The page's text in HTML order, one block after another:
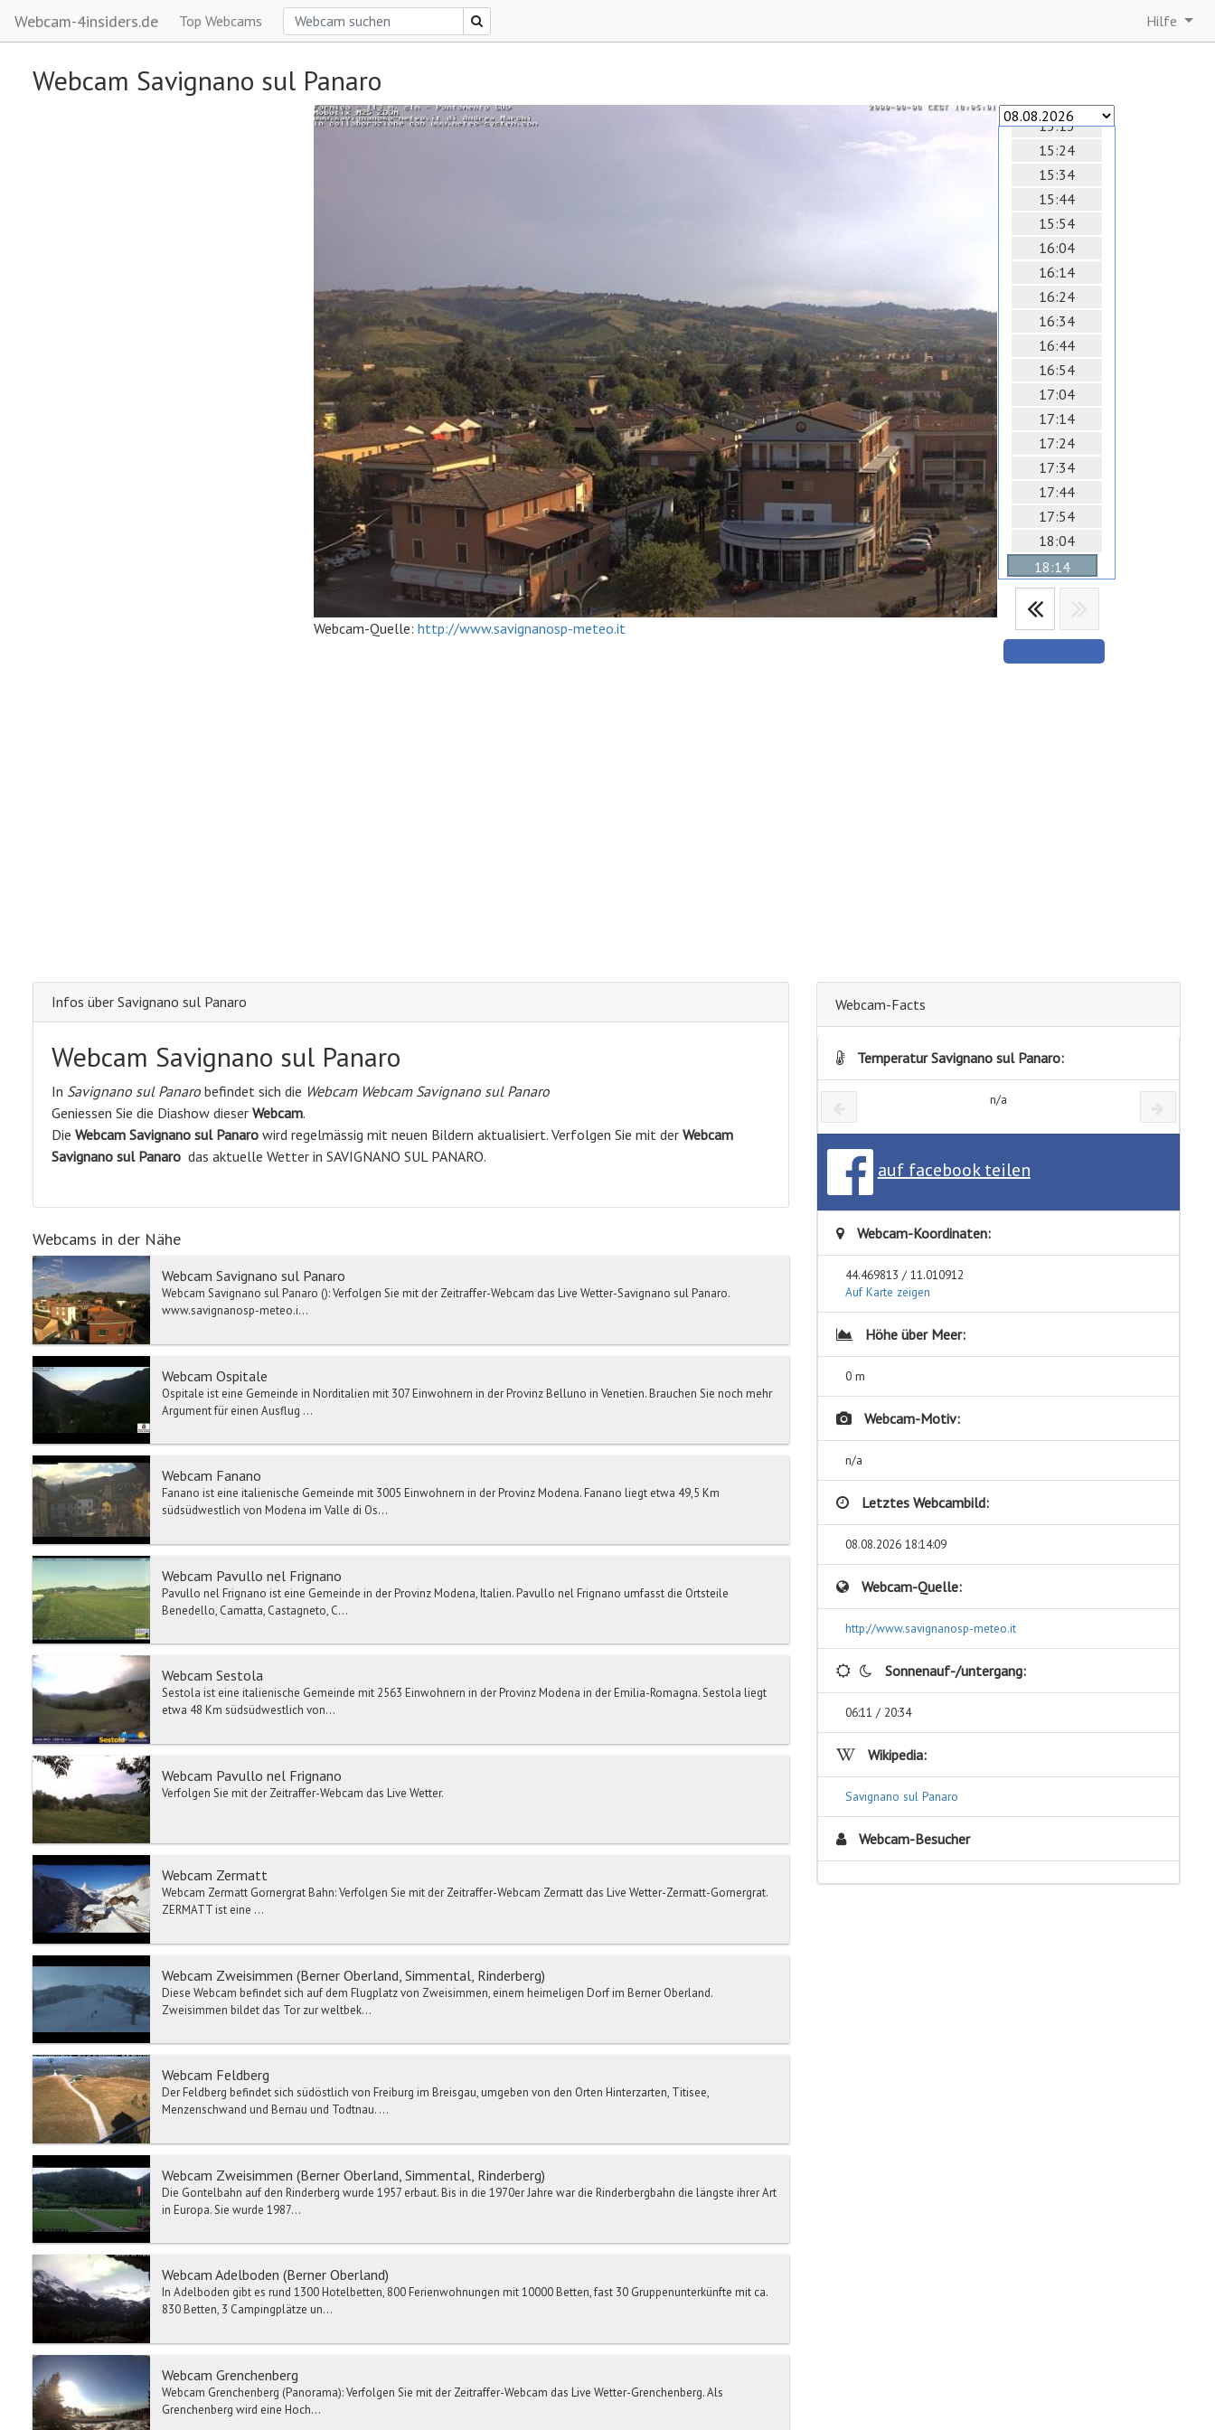
Webcam-4insiders.de Top Webcams Hilfe
Webcam Savignano sul Panaro
15:03
15:13
15:24
15:34
15:44
15:54
16:04
16:14
16:24
16:34
16:44
16:54
17:04
17:14
17:24
17:34
17:44
17:54
18:04
18:14
Webcam-Quelle: http://www.savignanosp-meteo.it
Webcam-Facts
Temperatur Savignano sul Panaro:
n/a
auf facebook teilen
Webcam-Koordinaten:
44.469813 / 11.010912
Auf Karte zeigen
Höhe über Meer:
0 m
Webcam-Motiv:
n/a
Letztes Webcambild:
08.08.2026 18:14:09
Webcam-Quelle:
http://www.savignanosp-meteo.it
Sonnenauf-/untergang:
06:11 / 20:34
Wikipedia:
Savignano sul Panaro
Webcam-Besucher
Infos über Savignano sul Panaro
Webcam Savignano sul Panaro
In Savignano sul Panaro befindet sich die Webcam Webcam Savignano sul Panaro
Geniessen Sie die Diashow dieser Webcam.
Die Webcam Savignano sul Panaro wird regelmässig mit neuen Bildern aktualisiert. Verfolgen Sie mit der Webcam
Savignano sul Panaro das aktuelle Wetter in SAVIGNANO SUL PANARO.
Webcams in der Nähe
Webcam Savignano sul Panaro
Webcam Savignano sul Panaro (): Verfolgen Sie mit der Zeitraffer-Webcam das Live Wetter-Savignano sul Panaro.
www.savignanosp-meteo.i...
Webcam Ospitale
Ospitale ist eine Gemeinde in Norditalien mit 307 Einwohnern in der Provinz Belluno in Venetien. Brauchen Sie noch mehr
Argument für einen Ausflug ...
Webcam Fanano
Fanano ist eine italienische Gemeinde mit 3005 Einwohnern in der Provinz Modena. Fanano liegt etwa 49,5 Km
südsüdwestlich von Modena im Valle di Os...
Webcam Pavullo nel Frignano
Pavullo nel Frignano ist eine Gemeinde in der Provinz Modena, Italien. Pavullo nel Frignano umfasst die Ortsteile
Benedello, Camatta, Castagneto, C...
Webcam Sestola
Sestola ist eine italienische Gemeinde mit 2563 Einwohnern in der Provinz Modena in der Emilia-Romagna. Sestola liegt
etwa 48 Km südsüdwestlich von...
Webcam Pavullo nel Frignano
Verfolgen Sie mit der Zeitraffer-Webcam das Live Wetter.
Webcam Zermatt
Webcam Zermatt Gornergrat Bahn: Verfolgen Sie mit der Zeitraffer-Webcam Zermatt das Live Wetter-Zermatt-Gornergrat.
ZERMATT ist eine ...
Webcam Zweisimmen (Berner Oberland, Simmental, Rinderberg)
Diese Webcam befindet sich auf dem Flugplatz von Zweisimmen, einem heimeligen Dorf im Berner Oberland.
Zweisimmen bildet das Tor zur weltbek...
Webcam Feldberg
Der Feldberg befindet sich südöstlich von Freiburg im Breisgau, umgeben von den Orten Hinterzarten, Titisee,
Menzenschwand und Bernau und Todtnau. ...
Webcam Zweisimmen (Berner Oberland, Simmental, Rinderberg)
Die Gontelbahn auf den Rinderberg wurde 1957 erbaut. Bis in die 1970er Jahre war die Rinderbergbahn die längste ihrer Art
in Europa. Sie wurde 1987...
Webcam Adelboden (Berner Oberland)
In Adelboden gibt es rund 1300 Hotelbetten, 800 Ferienwohnungen mit 10000 Betten, fast 30 Gruppenunterkünfte mit ca.
830 Betten, 3 Campingplätze un...
Webcam Grenchenberg
Webcam Grenchenberg (Panorama): Verfolgen Sie mit der Zeitraffer-Webcam das Live Wetter-Grenchenberg. Als
Grenchenberg wird eine Hoch...